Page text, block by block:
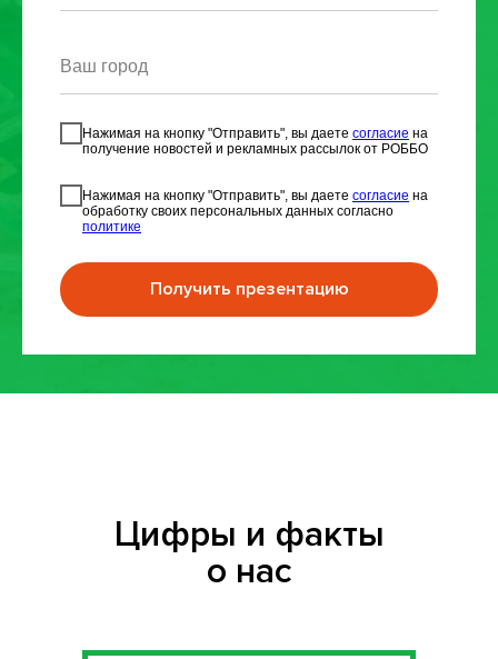
Ваш город
Нажимая на кнопку "Отправить", вы даете согласие на
получение новостей и рекламных рассылок от РОББО
Нажимая на кнопку "Отправить", вы даете согласие на
обработку своих персональных данных согласно
политике
Получить презентацию
Цифры и факты
о нас